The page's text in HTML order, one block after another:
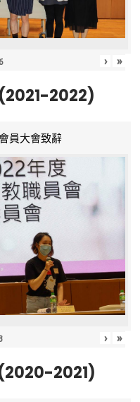
6 › »
2022)
員大會致辭
› »
2021)